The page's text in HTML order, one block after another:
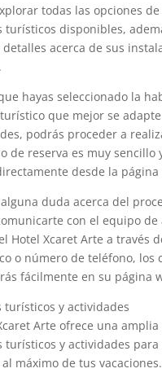
todas las opciones
turísticos disponibles,
acerca de sus
hayas seleccionado la
que mejor se
podrás proceder a
de reserva es muy sencillo
desde la
duda acerca del
con el equipo de
Hotel Xcaret Arte a través
o número de teléfono, los
fácilmente en su página
turísticos y actividades
Arte ofrece una
turísticos y actividades
máximo de tus